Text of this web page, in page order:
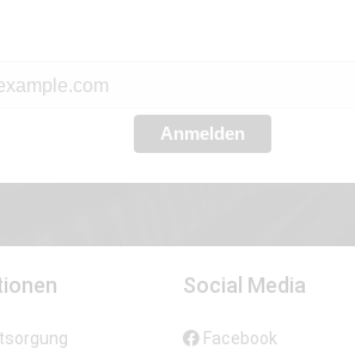
Anmelden
Social Media
Facebook